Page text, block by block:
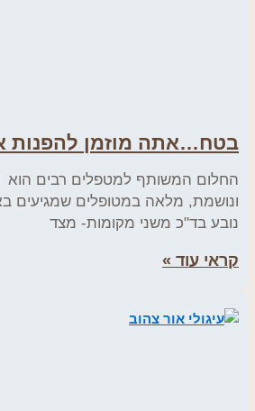
בטח…אתה מוזמן להפנות
החלום המשותף למטפלים רבים הוא
ונושמת, מלאה במטופלים שמגיעים
נובע בד"כ משני מקומות- מצד
קראי עוד »